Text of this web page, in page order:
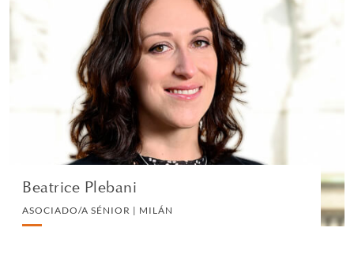
Beatrice Plebani
ASOCIADO/A SÉNIOR | MILÁN
Beatrice Plebani
ASOCIADO/A SÉNIOR | MILÁN
PRIVATE CLIENT
VIEW PROFILE